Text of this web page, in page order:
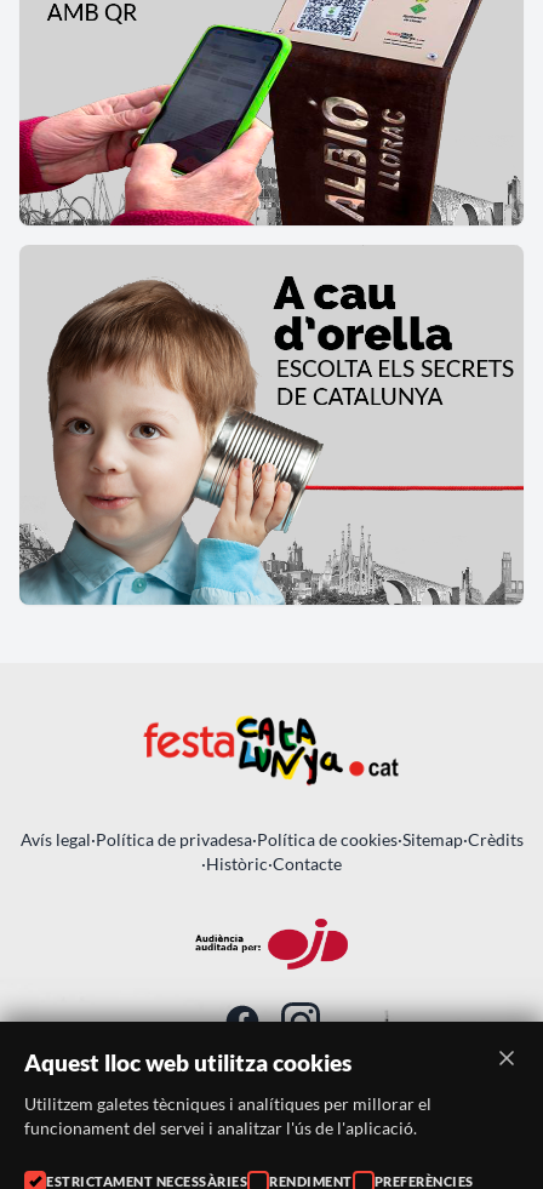
Avís legal·Política de privadesa·Política de cookies·Sitemap·Crèdits
·Històric·Contacte
SUBSCRIU-TE AL BUTLLETÍ
Telèfon: 938046359
Aquest lloc web utilitza cookies
Utilitzem galetes tècniques i analítiques per millorar el
funcionament del servei i analitzar l'ús de l'aplicació.
ESTRICTAMENT NECESSÀRIES RENDIMENT PREFERÈNCIES